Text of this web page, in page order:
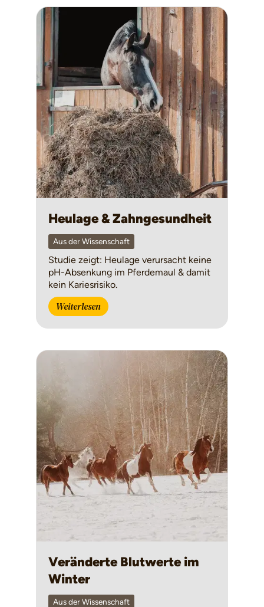
Heulage & Zahngesundheit
Aus der Wissenschaft
Studie zeigt: Heulage verursacht keine
pH-Absenkung im Pferdemaul & damit
kein Kariesrisiko.
Weiterlesen
Veränderte Blutwerte im
Winter
Aus der Wissenschaft